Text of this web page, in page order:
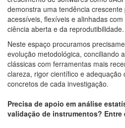
demonstra uma tendência
acessíveis, flexíveis e alinhadas
ciência aberta e da reprodutibilidade.
Neste espaço procuramos
evolução metodológica, conciliando
clássicas com ferramentas mais
clareza, rigor científico e adequação
concretos de cada investigação.
Precisa de apoio em análise
validação de instrumentos? Entre